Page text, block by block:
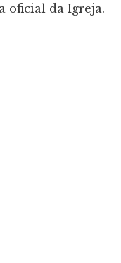
oficial da Igreja.